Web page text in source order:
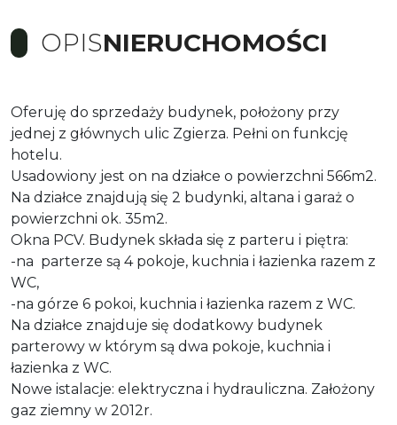
OPISNIERUCHOMOŚCI
Oferuję do sprzedaży budynek, położony przy
jednej z głównych ulic Zgierza. Pełni on funkcję
hotelu.
Usadowiony jest on na działce o powierzchni 566m2.
Na działce znajdują się 2 budynki, altana i garaż o
powierzchni ok. 35m2.
Okna PCV. Budynek składa się z parteru i piętra:
-na parterze są 4 pokoje, kuchnia i łazienka razem z
WC,
-na górze 6 pokoi, kuchnia i łazienka razem z WC.
Na działce znajduje się dodatkowy budynek
parterowy w którym są dwa pokoje, kuchnia i
łazienka z WC.
Nowe istalacje: elektryczna i hydrauliczna. ​Założony
gaz ziemny w 2012r.